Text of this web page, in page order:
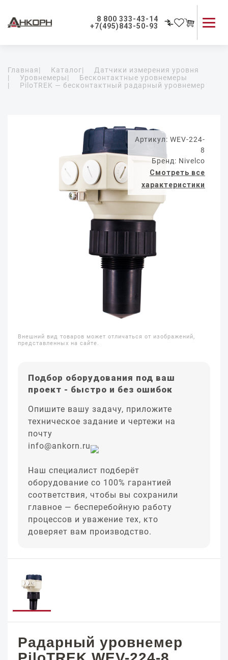
8 800 333-43-14
+7(495)843-50-93
Применение приборов
Как мы работаем
Главная| Каталог|
Датчики измерения уровня
|
Уровнемеры|
Бесконтактные уровнемеры
|
PiloTREK — бесконтактный радарный уровнемер
Артикул: WEV-224-
8
Бренд: Nivelco
Смотреть все
характеристики
Внешний вид товаров может отличаться от изображений,
представленных на сайте.
Подбор оборудования под ваш
проект - быстро и без ошибок
Опишите вашу задачу, приложите
техническое задание и чертежи на
почту
info@ankorn.ru
Наш специалист подберёт
оборудование со 100% гарантией
соответствия, чтобы вы сохранили
главное — бесперебойную работу
процессов и уважение тех, кто
доверяет вам производство.
Радарный уровнемер